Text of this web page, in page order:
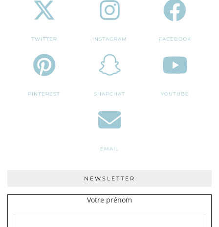
TWITTER INSTAGRAM FACEBOOK
PINTEREST SNAPCHAT YOUTUBE
EMAIL
NEWSLETTER
Votre prénom